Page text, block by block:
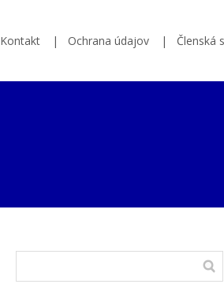
Kontakt Ochrana údajov Členská